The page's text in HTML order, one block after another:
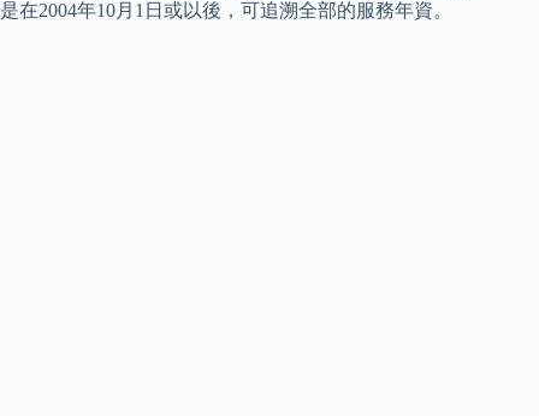
是在2004年10月1日或以後，可追溯全部的服務年資。